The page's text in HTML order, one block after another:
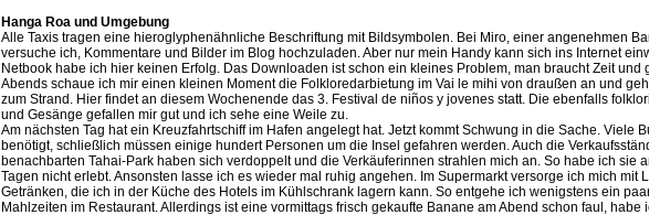
Hanga Roa und Umgebung
Alle Taxis tragen eine hieroglyphenähnliche Beschriftung mit Bildsymbolen. Bei Miro, einer angenehmen
versuche ich, Kommentare und Bilder im Blog hochzuladen. Aber nur mein Handy kann sich ins Internet
Netbook habe ich hier keinen Erfolg. Das Downloaden ist schon ein kleines Problem, man braucht Zeit und
Abends schaue ich mir einen kleinen Moment die Folkloredarbietung im Vai le mihi von draußen an und
zum Strand. Hier findet an diesem Wochenende das 3. Festival de niños y jovenes statt. Die ebenfalls
und Gesänge gefallen mir gut und ich sehe eine Weile zu.
Am nächsten Tag hat ein Kreuzfahrtschiff im Hafen angelegt hat. Jetzt kommt Schwung in die Sache. Viele
benötigt, schließlich müssen einige hundert Personen um die Insel gefahren werden. Auch die
benachbarten Tahai-Park haben sich verdoppelt und die Verkäuferinnen strahlen mich an. So habe ich sie
Tagen nicht erlebt. Ansonsten lasse ich es wieder mal ruhig angehen. Im Supermarkt versorge ich mich mit
Getränken, die ich in der Küche des Hotels im Kühlschrank lagern kann. So entgehe ich wenigstens ein
Mahlzeiten im Restaurant. Allerdings ist eine vormittags frisch gekaufte Banane am Abend schon faul, habe